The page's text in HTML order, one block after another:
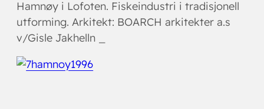
Hamnøy i Lofoten. Fiskeindustri i tradisjonell
utforming. Arkitekt: BOARCH arkitekter a.s
v/Gisle Jakhelln _